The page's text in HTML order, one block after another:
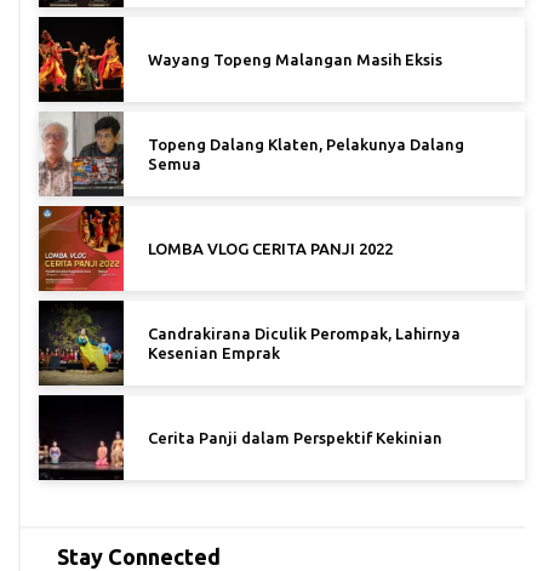
Wayang Topeng Malangan Masih Eksis
Topeng Dalang Klaten, Pelakunya Dalang
Semua
LOMBA VLOG CERITA PANJI 2022
Candrakirana Diculik Perompak, Lahirnya
Kesenian Emprak
Cerita Panji dalam Perspektif Kekinian
Stay Connected